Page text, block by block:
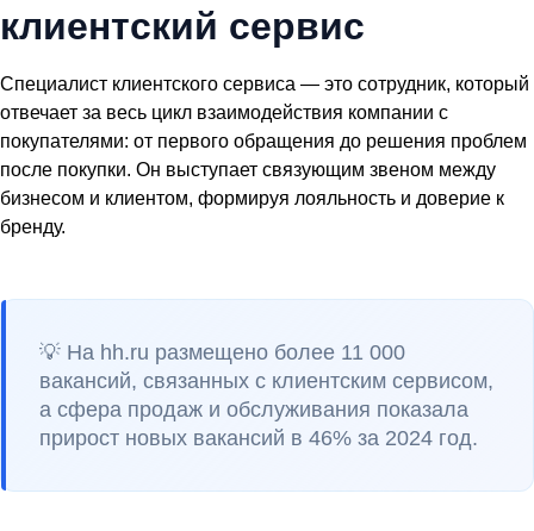
клиентский сервис
Специалист клиентского сервиса — это сотрудник, который
отвечает за весь цикл взаимодействия компании с
покупателями: от первого обращения до решения проблем
после покупки. Он выступает связующим звеном между
бизнесом и клиентом, формируя лояльность и доверие к
бренду.
💡 На hh.ru размещено более 11 000
вакансий, связанных с клиентским сервисом,
а сфера продаж и обслуживания показала
прирост новых вакансий в 46% за 2024 год.